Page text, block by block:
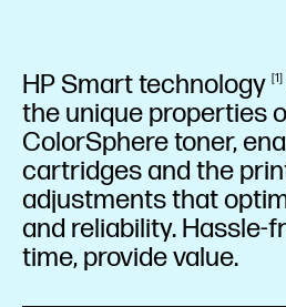
HP Smarttechnology 1
the unique properties
ColorSphere toner,
cartridges and the
adjustments that
and reliability. Hassle-
time, provide value.